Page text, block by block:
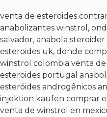
venta de esteroides
anabolizantes winstrol,
salvador, anabola
esteroides uk, donde
winstrol colombia venta
esteroides portugal
esteróides androgênicos
injektion kaufen comprar
venta de winstrol en